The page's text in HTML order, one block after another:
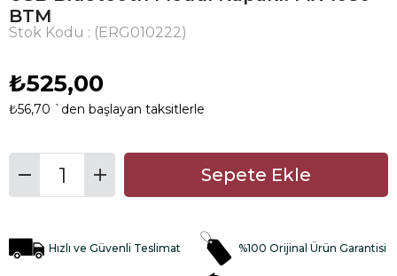
BTM
Stok Kodu (ERG010222)
₺525,00
₺56,70 `den başlayan taksitlerle
Hızlı ve Güvenli Teslimat %100 Orijinal Ürün Garantisi